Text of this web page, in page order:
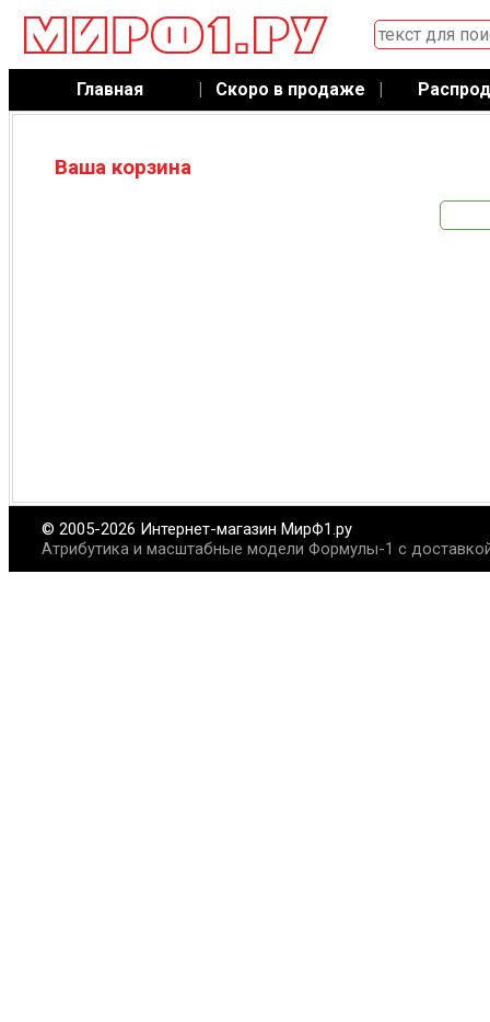
Главная | Скоро в продаже |
Ваша корзина
© 2005-2026 Интернет-магазин МирФ1.ру
Атрибутика и масштабные модели Формулы-1 с